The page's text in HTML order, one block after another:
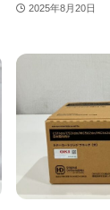
2025年8月20日